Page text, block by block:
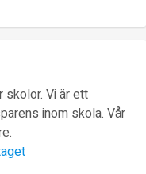
skolor. Vi är ett
inom skola. Vår